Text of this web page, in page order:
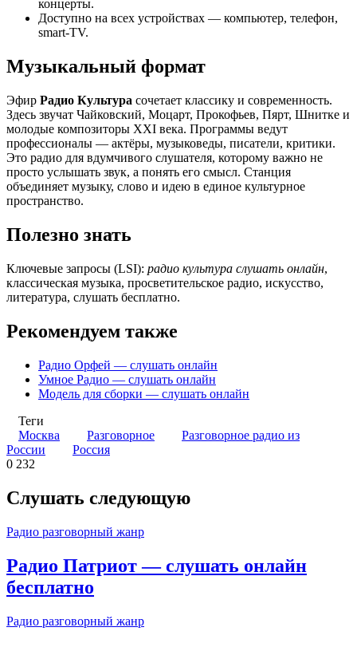
концерты.
Доступно на всех устройствах — компьютер, телефон,
smart-TV.
Музыкальный формат
Эфир Радио Культура сочетает классику и современность.
Здесь звучат Чайковский, Моцарт, Прокофьев, Пярт, Шнитке и
молодые композиторы XXI века. Программы ведут
профессионалы — актёры, музыковеды, писатели, критики.
Это радио для вдумчивого слушателя, которому важно не
просто услышать звук, а понять его смысл. Станция
объединяет музыку, слово и идею в единое культурное
пространство.
Полезно знать
Ключевые запросы (LSI): радио культура слушать онлайн,
классическая музыка, просветительское радио, искусство,
литература, слушать бесплатно.
Рекомендуем также
Радио Орфей — слушать онлайн
Умное Радио — слушать онлайн
Модель для сборки — слушать онлайн
Теги
Москва
Разговорное
Разговорное радио из
России
Россия
0 232
Слушать следующую
Радио разговорный жанр
Радио Патриот — слушать онлайн
бесплатно
Радио разговорный жанр